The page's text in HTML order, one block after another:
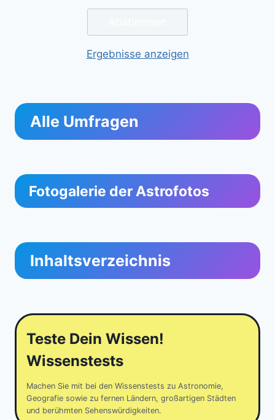
Ergebnisse anzeigen
Alle Umfragen
Fotogalerie der Astrofotos
Inhaltsverzeichnis
Teste Dein Wissen!
Wissenstests
Machen Sie mit bei den Wissenstests zu Astronomie,
Geografie sowie zu fernen Ländern, großartigen Städten
und berühmten Sehenswürdigkeiten.